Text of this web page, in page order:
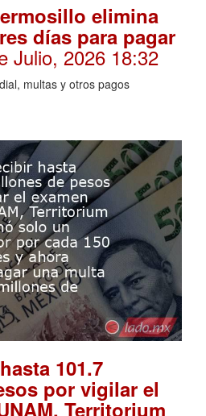
elimina
días para pagar
Julio, 2026 18:32
multas y otros pagos
101.7
por vigilar el
Territorium